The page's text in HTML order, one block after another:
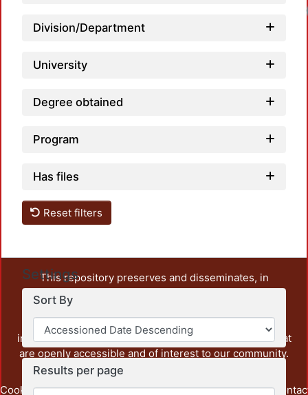
Division/Department
University
Degree obtained
Program
Has files
Reset filters
Settings
Sort By
Results per page
This repository preserves and disseminates, in
unrestricted open access, the teaching and research
output of UAM Azcapotzalco. It also includes some
administrative and graphic documents from the
institution, as well as content from other institutions that
are openly accessible and of interest to our community.
Cookie Privacy End User Send